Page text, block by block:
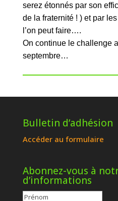
serez étonnés par son
de la fraternité ! ) et par
l’on peut faire….
On continue le challenge
septembre…
Bulletin d’adhésion
Accéder au formulaire
Abonnez-vous à
d’informations